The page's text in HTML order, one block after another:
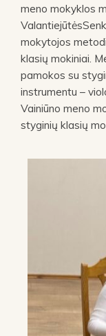
meno mokyklos
mokytojos
klasių mokiniai.
pamokos su
instrumentu –
Vainiūno meno
styginių klasių